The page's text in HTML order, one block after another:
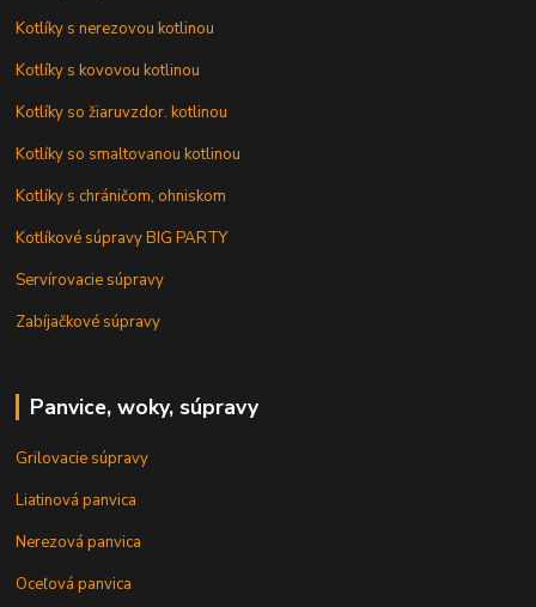
Kotlíky s nerezovou kotlinou
Kotlíky s kovovou kotlinou
Kotlíky so žiaruvzdor. kotlinou
Kotlíky so smaltovanou kotlinou
Kotlíky s chráničom, ohniskom
Kotlíkové súpravy BIG PARTY
Servírovacie súpravy
Zabíjačkové súpravy
Panvice, woky, súpravy
Grilovacie súpravy
Liatinová panvica
Nerezová panvica
Oceľová panvica